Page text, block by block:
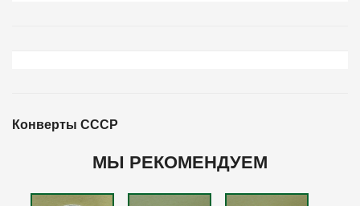
Конверты СССР
МЫ РЕКОМЕНДУЕМ